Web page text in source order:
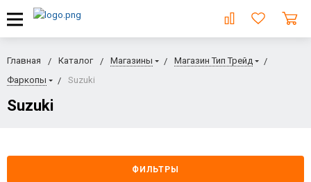
Главная Каталог Магазины
Магазин Тип Трейд
Фаркопы
Suzuki
Suzuki
ФИЛЬТРЫ